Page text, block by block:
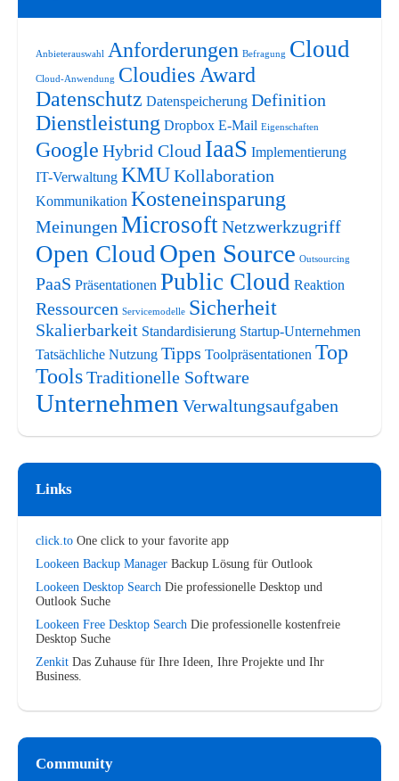
Anbieterauswahl Anforderungen Befragung Cloud
Cloud-Anwendung Cloudies Award
Datenschutz Datenspeicherung Definition
Dienstleistung Dropbox E-Mail Eigenschaften
Google Hybrid Cloud IaaS Implementierung
IT-Verwaltung KMUKollaboration
Kommunikation Kosteneinsparung
Meinungen MicrosoftNetzwerkzugriff
Open Cloud Open Source Outsourcing
PaaS Präsentationen Public Cloud Reaktion
Ressourcen Servicemodelle Sicherheit
Skalierbarkeit Standardisierung Startup-Unternehmen
Tatsächliche Nutzung Tipps Toolpräsentationen Top
ToolsTraditionelle Software
Unternehmen Verwaltungsaufgaben
Links
click.to One click to your favorite app
Lookeen Backup Manager Backup Lösung für Outlook
Lookeen Desktop Search Die professionelle Desktop und
Outlook Suche
Lookeen Free Desktop Search Die professionelle kostenfreie
Desktop Suche
Zenkit Das Zuhause für Ihre Ideen, Ihre Projekte und Ihr
Business.
Community